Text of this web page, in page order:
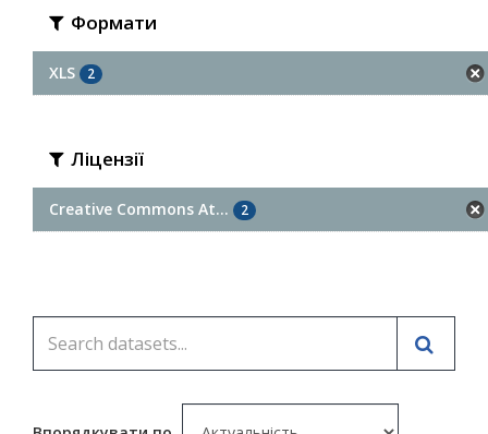
Формати
XLS 2
Ліцензії
Creative Commons At... 2